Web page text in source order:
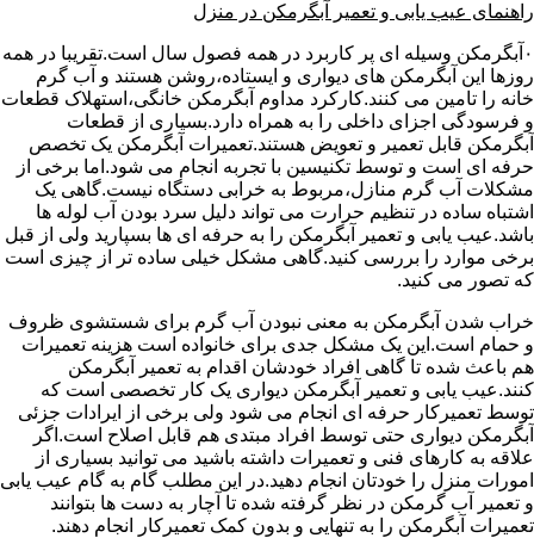
راهنمای عیب یابی و تعمیر آبگرمکن در منزل
۰آبگرمکن وسیله ای پر کاربرد در همه فصول سال است.تقریبا در همه
روزها این آبگرمکن های دیواری و ایستاده،روشن هستند و آب گرم
خانه را تامین می کنند.کارکرد مداوم آبگرمکن خانگی،استهلاک قطعات
و فرسودگی اجزای داخلی را به همراه دارد.بسیاری از قطعات
آبگرمکن قابل تعمیر و تعویض هستند.تعمیرات آبگرمکن یک تخصص
حرفه ای است و توسط تکنیسین با تجربه انجام می شود.اما برخی از
مشکلات آب گرم منازل،مربوط به خرابی دستگاه نیست.گاهی یک
اشتباه ساده در تنظیم حرارت می تواند دلیل سرد بودن آب لوله ها
باشد.عیب یابی و تعمیر آبگرمکن را به حرفه ای ها بسپارید ولی از قبل
برخی موارد را بررسی کنید.گاهی مشکل خیلی ساده تر از چیزی است
که تصور می کنید.
خراب شدن آبگرمکن به معنی نبودن آب گرم برای شستشوی ظروف
و حمام است.این یک مشکل جدی برای خانواده است هزینه تعمیرات
هم باعث شده تا گاهی افراد خودشان اقدام به تعمیر آبگرمکن
کنند.عیب یابی و تعمیر آبگرمکن دیواری یک کار تخصصی است که
توسط تعمیرکار حرفه ای انجام می شود ولی برخی از ایرادات جزئی
آبگرمکن دیواری حتی توسط افراد مبتدی هم قابل اصلاح است.اگر
علاقه به کارهای فنی و تعمیرات داشته باشید می توانید بسیاری از
امورات منزل را خودتان انجام دهید.در این مطلب گام به گام عیب یابی
و تعمیر آب گرمکن در نظر گرفته شده تا آچار به دست ها بتوانند
تعمیرات آبگرمکن را به تنهایی و بدون کمک تعمیرکار انجام دهند.